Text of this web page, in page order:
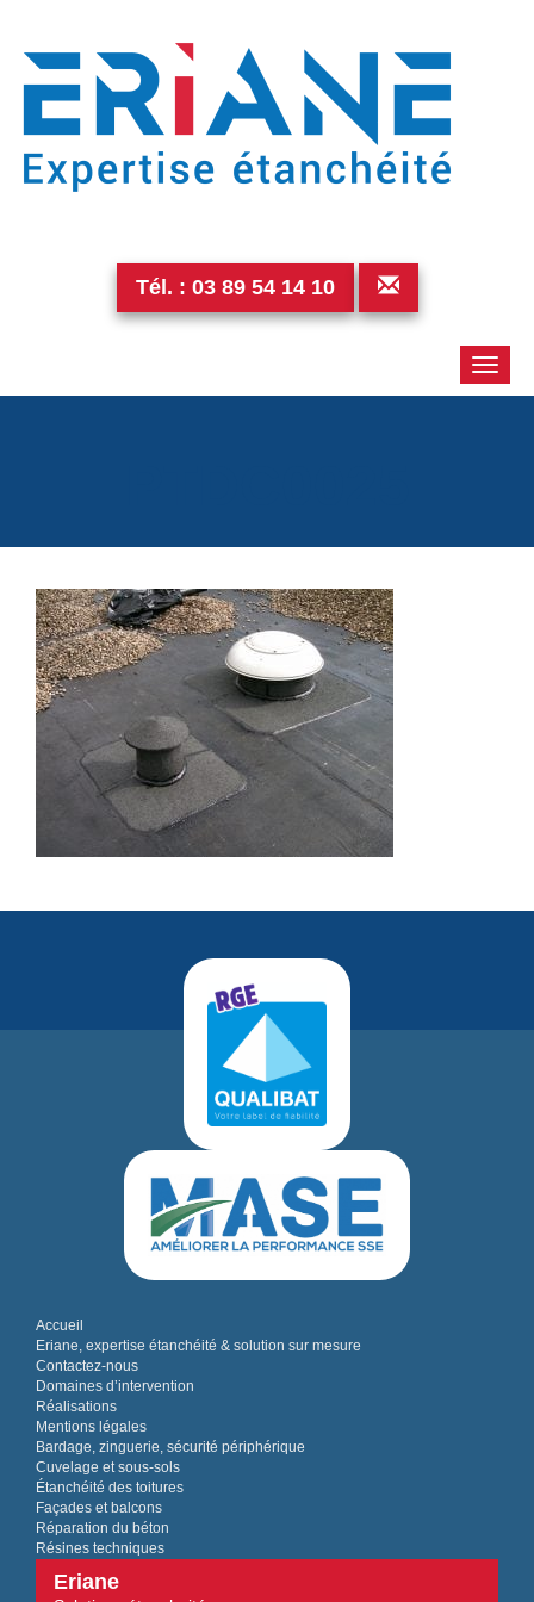
Tél. : 03 89 54 14 10
Toggle
Accueil
Eriane, expertise étanchéité & solution sur mesure
Contactez-nous
Domaines d’intervention
Réalisations
Mentions légales
Bardage, zinguerie, sécurité périphérique
Cuvelage et sous-sols
Étanchéité des toitures
Façades et balcons
Réparation du béton
Résines techniques
Eriane